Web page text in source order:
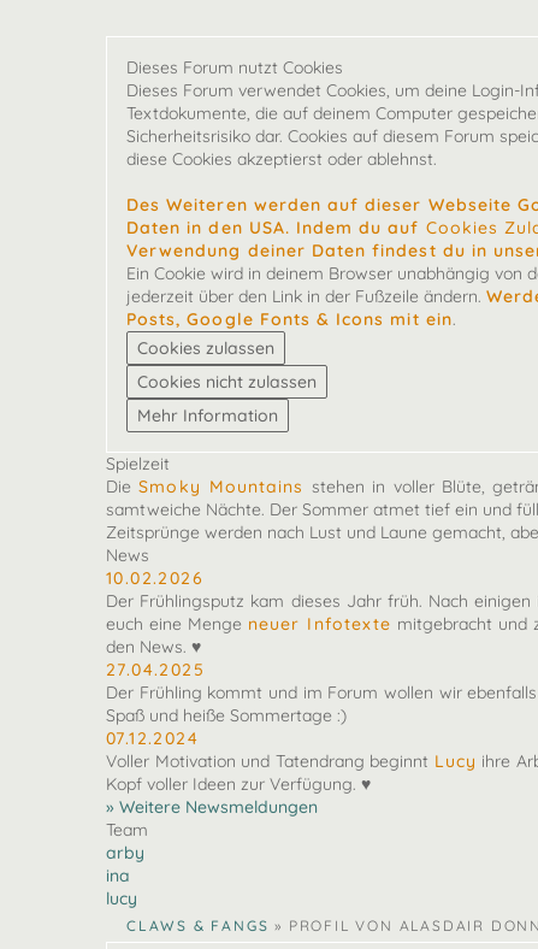
Dieses Forum nutzt Cookies
Dieses Forum verwendet Cookies, um deine Login-
Textdokumente, die auf deinem Computer
Sicherheitsrisiko dar. Cookies auf diesem Forum
diese Cookies akzeptierst oder ablehnst.
Des Weiteren werden auf dieser Webseite
Daten in den USA. Indem du auf Cookies
Verwendung deiner Daten findest du in
Ein Cookie wird in deinem Browser unabhängig von
jederzeit über den Link in der Fußzeile ändern.
Posts, Google Fonts & Icons mit ein.
Spielzeit
DieSmoky Mountains stehen in voller Blüte,
samtweiche Nächte. Der Sommer atmet tief ein und
Zeitsprünge werden nach Lust und Laune gemacht,
News
10.02.2026
Der Frühlingsputz kam dieses Jahr früh. Nach
euch eine Menge neuer Infotexte mitgebracht und
den News. ♥
27.04.2025
Der Frühling kommt und im Forum wollen wir
Spaß und heiße Sommertage :)
07.12.2024
Voller Motivation und Tatendrang beginnt Lucy ihre
Kopf voller Ideen zur Verfügung. ♥
» Weitere Newsmeldungen
Team
arby
ina
lucy
CLAWS & FANGS » PROFIL VON ALASDAIR